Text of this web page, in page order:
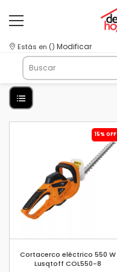
Estás en () Modificar
15% OFF
Cortacerco eléctrico 550 W
Lusqtoff COL550-8